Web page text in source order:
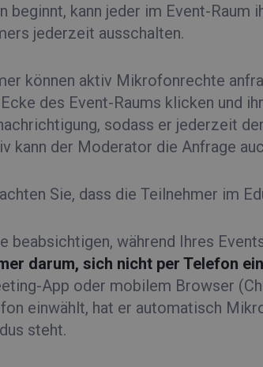
beginnt, kann jeder im Event-
jederzeit ausschalten.
können aktiv Mikrofonrechte
des Event-Raums klicken und
sodass er jederzeit
kann der Moderator die Anfrage
Sie, dass die Teilnehmer im
beabsichtigen, während Ihres
darum, sich nicht per Telefon
App oder mobilem Browser
einwählt, hat er automatisch
steht.